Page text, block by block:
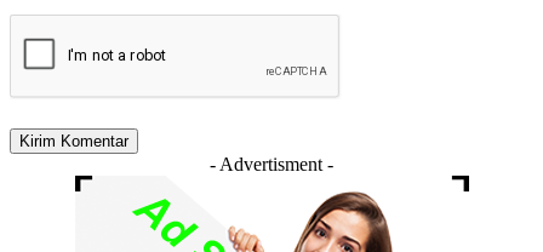
- Advertisment -